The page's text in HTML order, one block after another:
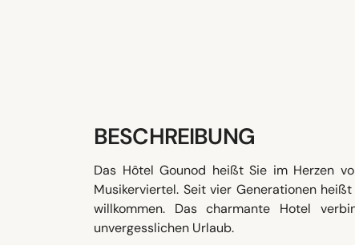
BESCHREIBUNG
Das Hôtel Gounod heißt Sie im Herzen
Musikerviertel. Seit vier Generationen
willkommen. Das charmante Hotel
unvergesslichen Urlaub.